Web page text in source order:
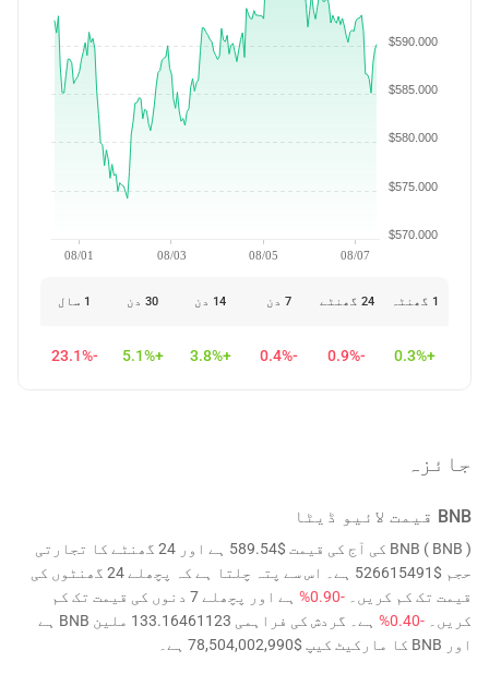
08/01 08/03 08/05 08/07
$570.000
$575.000
$580.000
$585.000
$590.000
1 گھنٹہ 24 گھنٹے 7 دن 14 دن 30 دن 1 سال
+0.3%
-0.9%
-0.4%
+3.8%
+5.1%
-23.1%
جائزہ
BNB قیمت لائیو ڈیٹا
BNB ( BNB ) کی آج کی قیمت $589.54 ہے اور 24 گھنٹے کا تجارتی
حجم $526615491 ہے۔ اس سے پتہ چلتا ہے کہ پچھلے 24 گھنٹوں کی
قیمت تک کم کریں۔ -0.90%
ہے اور پچھلے 7 دنوں کی قیمت تک کم
کریں۔ -0.40%
ہے۔ گردش کی فراہمی 133.16461123 ملین BNB ہے
اور BNB کا مارکیٹ کیپ $78,504,002,990 ہے۔